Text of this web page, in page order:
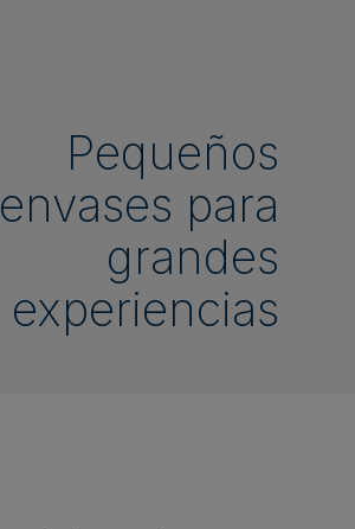
Pequeños
envases para
grandes
experiencias